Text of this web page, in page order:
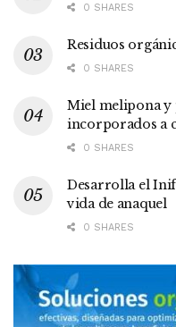
0 SHARES
Residuos
0 SHARES
Miel melipona y
incorporados a
0 SHARES
Desarrolla el
vida de anaquel
0 SHARES